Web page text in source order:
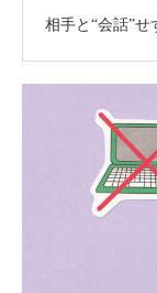
相手と“会話”